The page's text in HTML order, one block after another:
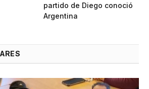
partido de Diego conoció
Argentina